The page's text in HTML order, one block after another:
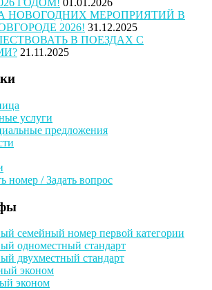
НОВОГОДНИХ МЕРОПРИЯТИЙ В
2026! 31.12.2025
В ПОЕЗДАХ С
21.11.2025
услуги
предложения
номер / Задать вопрос
семейный номер первой категории
одноместный стандарт
двухместный стандарт
эконом
эконом